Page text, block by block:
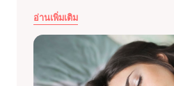
อ่านเพิ่มเติม